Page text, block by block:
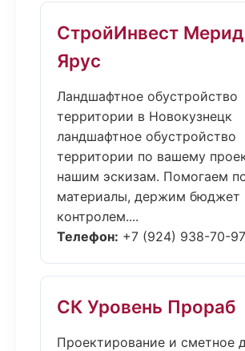
СтройИнвест
Ярус
Ландшафтное обустройство
территории в Новокузнецк
ландшафтное обустройство
территории по вашему
нашим эскизам. Помогаем
материалы, держим бюджет
контролем....
Телефон: +7 (924) 938-70-97
СК Уровень Прораб
Проектирование и сметное